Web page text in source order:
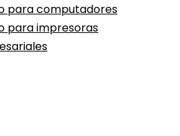
para computadores
para impresoras